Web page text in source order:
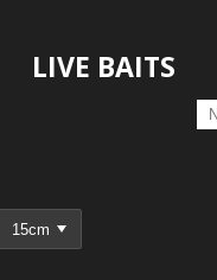
LIVE BAITS